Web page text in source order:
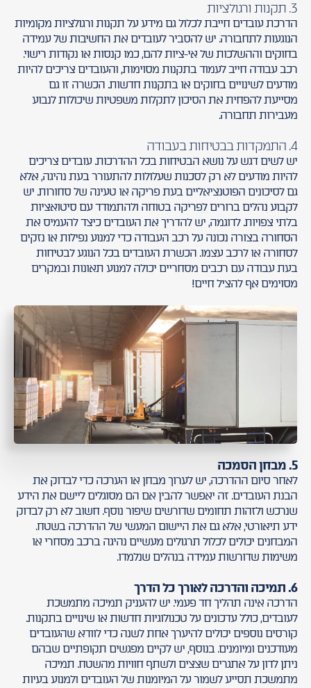
3. תקנות ורגולציות
הדרכת עובדים חייבת לכלול גם מידע על תקנות ורגולציות מקומיות
הנוגעות לתחבורה. יש להסביר לעובדים את החשיבות של עמידה
בחוקים וההשלכות של אי-ציות להם, כמו קנסות או נקודות רישוי.
רכב עבודה חייב לעמוד בתקנות מסוימות, והעובדים צריכים להיות
מודעים לשינויים בחוקים או בתקנות חדשות. הכשרה זו גם
מסייעת להפחית את הסיכון לתקלות משפטיות שיכולות לנבוע
מעבירות תחבורה.
4. התמקדות בבטיחות בעבודה
יש לשים דגש על נושא הבטיחות בכל ההדרכות. עובדים צריכים
להיות מודעים לא רק לסכנות שעלולות להתעורר בעת נהיגה, אלא
גם לסיכונים הפוטנציאליים בעת פריקה או טעינה של סחורות. יש
לקבוע נהלים ברורים לפריקה בטוחה ולהתמודד עם סיטואציות
בלתי צפויות. לדוגמה, יש להדריך את העובדים כיצד להעמיס את
הסחורה בצורה נכונה על רכב העבודה כדי למנוע נפילות או נזקים
לסחורה או לרכב עצמו. הכשרת העובדים בכל הנוגע לבטיחות
בעת עבודה עם רכבים מסחריים יכולה למנוע תאונות ובמקרים
מסוימים אף להציל חיים!
5. מבחן הסמכה
לאחר סיום ההדרכה, יש לערוך מבחן או הערכה כדי לבדוק את
הבנת העובדים. זה יאפשר להבין אם הם מסוגלים ליישם את הידע
שנרכש ולזהות תחומים שדורשים שיפור נוסף. חשוב לא רק לבדוק
ידע תיאורטי, אלא גם את היישום המעשי של ההדרכה בשטח.
המבחנים יכולים לכלול תרגולים מעשיים נהיגה ברכב מסחרי או
משימות שדורשות עמידה בנהלים שנלמדו.
6. תמיכה והדרכה לאורך כל הדרך
הדרכה אינה תהליך חד פעמי. יש להעניק תמיכה מתמשכת
לעובדים, כולל עדכונים על טכנולוגיות חדשות או שינויים בתקנות.
קורסים נוספים יכולים להיערך אחת לשנה כדי לוודא שהעובדים
מעודכנים ומיומנים. בנוסף, יש לקיים מפגשים תקופתיים שבהם
ניתן לדון על אתגרים שצצים ולשתף חוויות מהשטח. תמיכה
מתמשכת תסייע לשמור על המיומנות של העובדים ולמנוע בעיות